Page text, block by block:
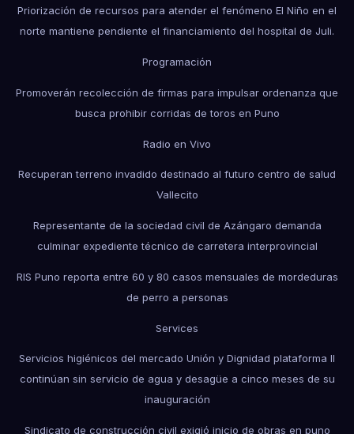
Priorización de recursos para atender el fenómeno El Niño en el
norte mantiene pendiente el financiamiento del hospital de Juli.
Programación
Promoverán recolección de firmas para impulsar ordenanza que
busca prohibir corridas de toros en Puno
Radio en Vivo
Recuperan terreno invadido destinado al futuro centro de salud
Vallecito
Representante de la sociedad civil de Azángaro demanda
culminar expediente técnico de carretera interprovincial
RIS Puno reporta entre 60 y 80 casos mensuales de mordeduras
de perro a personas
Services
Servicios higiénicos del mercado Unión y Dignidad plataforma II
continúan sin servicio de agua y desagüe a cinco meses de su
inauguración
Sindicato de construcción civil exigió inicio de obras en puno